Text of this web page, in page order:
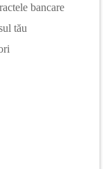
bancare
tău